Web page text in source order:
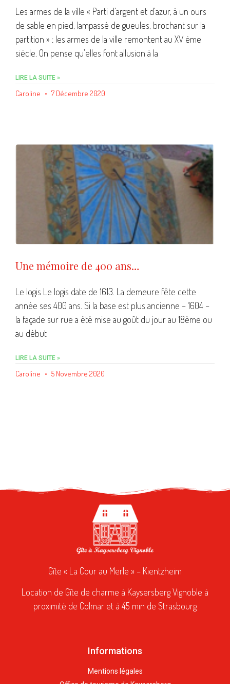
Les armes de la ville « Parti d’argent et d’azur, à un ours
de sable en pied, lampassé de gueules, brochant sur la
partition » : les armes de la ville remontent au XV ème
siècle. On pense qu’elles font allusion à la
LIRE LA SUITE »
Caroline 7 Décembre 2020
Une mémoire de 400 ans…
Le logis Le logis date de 1613. La demeure fête cette
année ses 400 ans. Si la base est plus ancienne – 1604 –
la façade sur rue a été mise au goût du jour au 18ème ou
au début
LIRE LA SUITE »
Caroline 5 Novembre 2020
Gîte « La Cour au Merle » – Kientzheim
Location de Gîte de charme à Kaysersberg Vignoble à
proximité de Colmar et à 45 min de Strasbourg
Informations
Mentions légales